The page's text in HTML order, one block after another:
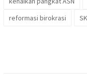
reformasi birokrasi